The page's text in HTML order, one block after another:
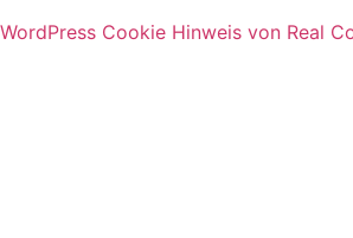
WordPress Cookie Hinweis von Real